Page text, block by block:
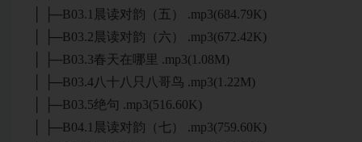
│ ├─B03.1晨读对韵（五） .mp3(684.79K)
│ ├─B03.2晨读对韵（六） .mp3(672.42K)
│ ├─B03.3春天在哪里 .mp3(1.08M)
│ ├─B03.4八十八只八哥鸟 .mp3(1.22M)
│ ├─B03.5绝句 .mp3(516.60K)
│ ├─B04.1晨读对韵（七） .mp3(759.60K)